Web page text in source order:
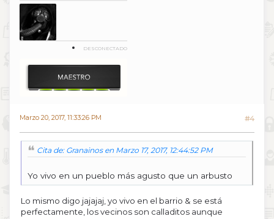
DESCONECTADO
Marzo 20, 2017, 11:33:26 PM #4
Cita de: Granainos en Marzo 17, 2017, 12:44:52 PM
Yo vivo en un pueblo más agusto que un arbusto
Lo mismo digo jajajaj, yo vivo en el barrio & se está
perfectamente, los vecinos son calladitos aunque